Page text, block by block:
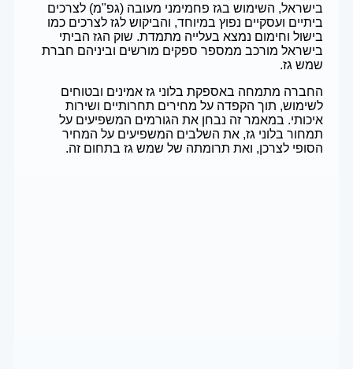
בישראל, השימוש בגז פחמימני מעובה (גפ"מ) לצרכים
ביתיים ועסקיים נפוץ במיוחד, והביקוש לגז לצרכים כמו
בישול וחימום נמצא בעלייה מתמדת. שוק הגז הביתי
בישראל מורכב ממספר ספקים מורשים וביניהם חברת
שמש גז.
החברה מתמחה באספקת בלוני גז אמינים ובטוחים
לשימוש, תוך הקפדה על מחירים תחרותיים ושירות
איכותי. במאמר זה נבחן את הגורמים המשפיעים על
תמחור בלוני גז, את השלבים המשפיעים על המחיר
הסופי לצרכן, ואת תרומתה של שמש גז בתחום זה.